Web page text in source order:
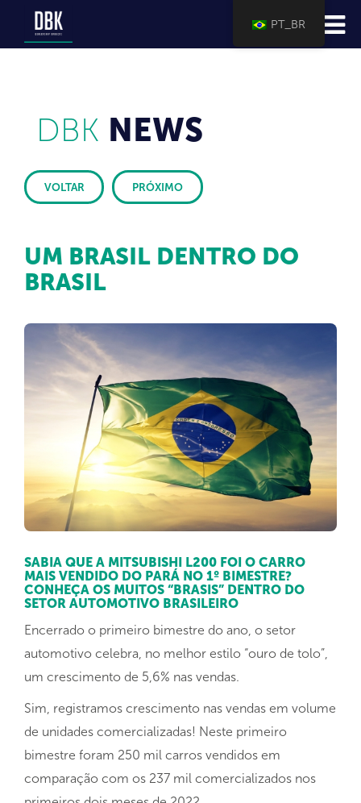
DBK NEWS
VOLTAR PRÓXIMO
UM BRASIL DENTRO DO
BRASIL
SABIA QUE A MITSUBISHI L200 FOI O CARRO
MAIS VENDIDO DO PARÁ NO 1º BIMESTRE?
CONHEÇA OS MUITOS “BRASIS” DENTRO DO
SETOR AUTOMOTIVO BRASILEIRO
Encerrado o primeiro bimestre do ano, o setor
automotivo celebra, no melhor estilo “ouro de tolo”,
um crescimento de 5,6% nas vendas.
Sim, registramos crescimento nas vendas em volume
de unidades comercializadas! Neste primeiro
bimestre foram 250 mil carros vendidos em
comparação com os 237 mil comercializados nos
PT_BR